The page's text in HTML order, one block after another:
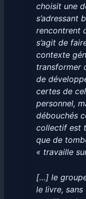
choisit une
s’adressant
rencontrent
s’agit de
contexte
transformer
de
certes de
personnel,
débouchés
collectif est
que de
« travaille
[…] le
le livre,